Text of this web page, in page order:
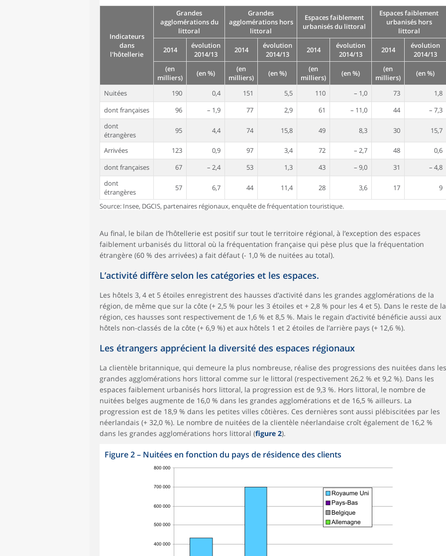
Indicateurs
dans
l'hôtellerie
Grandes
agglomérations du
littoral
Grandes
agglomérations hors
littoral
Espaces faiblement
urbanisés du littoral
Espaces faiblement
urbanisés hors
littoral
2014
évolution
2014/13
2014
évolution
2014/13
2014
évolution
2014/13
2014
évolution
2014/13
(en
milliers)
(en %)
(en
milliers)
(en %)
(en
milliers)
(en %)
(en
milliers)
(en %)
Nuitées 190 0,4 151 5,5 110 – 1,0 73
1,8
dont françaises
96 – 1,9 77 2,9 61 – 11,0 44
– 7,3
dont
étrangères
95 4,4 74 15,8 49 8,3 30 15,7
Arrivées 123 0,9 97 3,4 72 – 2,7 48
0,6
dont françaises
67 – 2,4 53 1,3 43 – 9,0 31
– 4,8
dont
étrangères
57 6,7 44 11,4 28 3,6 17 9
Source: Insee, DGCIS, partenaires régionaux, enquête de fréquentation touristique.
Au final, le bilan de l’hôtellerie est positif sur tout le territoire régional, à l’exception des espaces
faiblement urbanisés du littoral où la fréquentation française qui pèse plus que la fréquentation
étrangère (60 % des arrivées) a fait défaut (- 1,0 % de nuitées au total).
L’activité diffère selon les catégories et les espaces.
Les hôtels 3, 4 et 5 étoiles enregistrent des hausses d’activité dans les grandes agglomérations de la
région, de même que sur la côte (+ 2,5 % pour les 3 étoiles et + 2,8 % pour les 4 et 5). Dans le reste de la
région, ces hausses sont respectivement de 1,6 % et 8,5 %. Mais le regain d’activité bénéficie aussi aux
hôtels non-classés de la côte (+ 6,9 %) et aux hôtels 1 et 2 étoiles de l’arrière pays (+ 12,6 %).
Les étrangers apprécient la diversité des espaces régionaux
La clientèle britannique, qui demeure la plus nombreuse, réalise des progressions des nuitées dans les
grandes agglomérations hors littoral comme sur le littoral (respectivement 26,2 % et 9,2 %). Dans les
espaces faiblement urbanisés hors littoral, la progression est de 9,3 %. Hors littoral, le nombre de
nuitées belges augmente de 16,0 % dans les grandes agglomérations et de 16,5 % ailleurs. La
progression est de 18,9 % dans les petites villes côtières. Ces dernières sont aussi plébiscitées par les
néerlandais (+ 32,0 %). Le nombre de nuitées de la clientèle néerlandaise croît également de 16,2 %
dans les grandes agglomérations hors littoral (figure 2).
Figure 2– Nuitées en fonction du pays de résidence des clients